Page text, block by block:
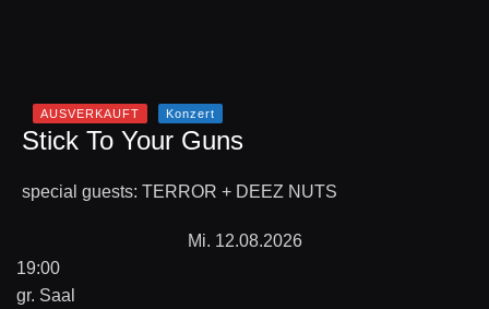
AUSVERKAUFT Konzert
Stick To Your Guns
special guests: TERROR + DEEZ NUTS
Mi. 12.08.2026
19:00
gr. Saal